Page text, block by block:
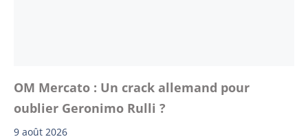
OM Mercato : Un crack allemand pour
oublier Geronimo Rulli ?
9 août 2026